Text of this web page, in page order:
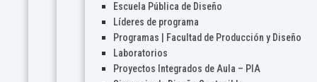
Escuela Pública de Diseño
Líderes de programa
Programas | Facultad de Producción y Diseño
Laboratorios
Proyectos Integrados de Aula – PIA